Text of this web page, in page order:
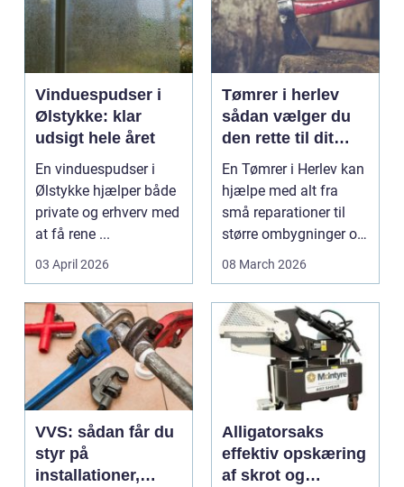
Vinduespudser i
Ølstykke: klar
udsigt hele året
En vinduespudser i
Ølstykke hjælper både
private og erhverv med
at få rene ...
03 April 2026
Tømrer i herlev
sådan vælger du
den rette til dit
projekt
En Tømrer i Herlev kan
hjælpe med alt fra
små reparationer til
større ombygninger og
tilbygninger. N...
08 March 2026
VVS: sådan får du
styr på
installationer,
Alligatorsaks
effektiv opskæring
af skrot og